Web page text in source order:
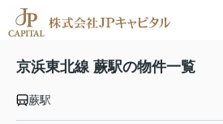
京浜東北線 蕨駅の物件一覧
蕨駅